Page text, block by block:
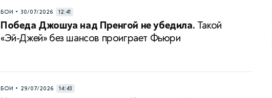
БОИ • 30/07/2026 12:41
Победа Джошуа над Пренгой не убедила. Такой
«Эй-Джей» без шансов проиграет Фьюри
БОИ • 29/07/2026 14:43